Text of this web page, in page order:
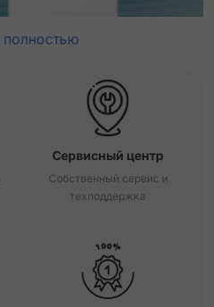
полностью
Сервисный центр
Собственный сервис и
техподдержка